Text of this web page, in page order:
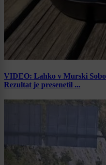
VIDEO: Lahko v Murski
Rezultat je presenetil ...